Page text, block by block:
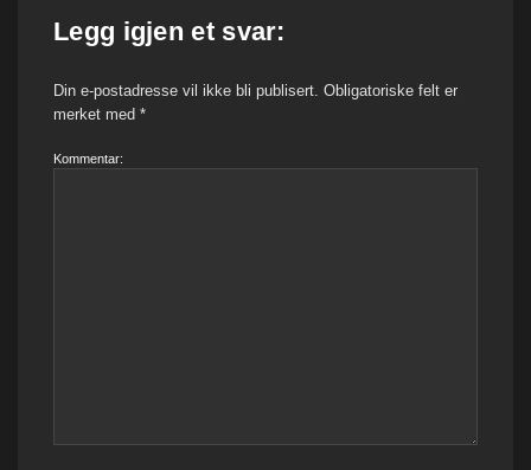
Legg igjen et svar:
Din e-postadresse vil ikke bli publisert. Obligatoriske felt er
merket med *
Kommentar: